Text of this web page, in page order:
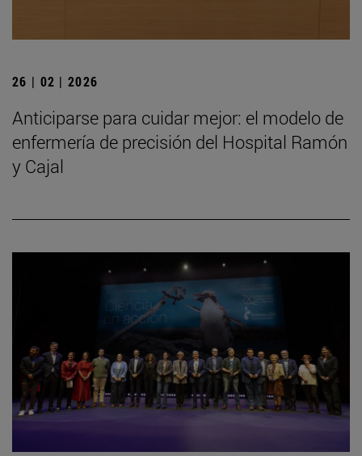
26 | 02 | 2026
Anticiparse para cuidar mejor: el modelo de
enfermería de precisión del Hospital Ramón
y Cajal